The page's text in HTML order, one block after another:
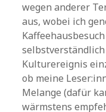
wegen anderer
aus, wobei ich
Kulturereignis
ob meine
Melange (dafür
wärmstens